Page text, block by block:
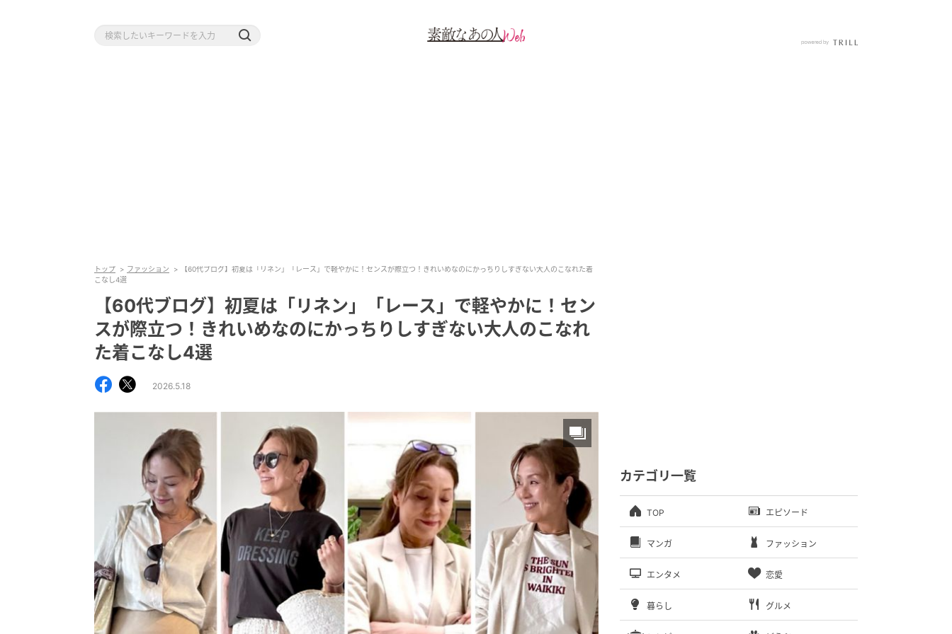
トップ ファッション
【60代ブログ】初夏は「リネン」「レース」で軽やかに！センスが際立つ！きれいめなのにかっちりしすぎない大人のこなれた着
こなし4選
【60代ブログ】初夏は「リネン」「レース」で軽やかに！セン
スが際立つ！きれいめなのにかっちりしすぎない大人のこなれ
た着こなし4選
2026.5.18
カテゴリ一覧
TOP エピソード
マンガ ファッション
エンタメ 恋愛
暮らし グルメ